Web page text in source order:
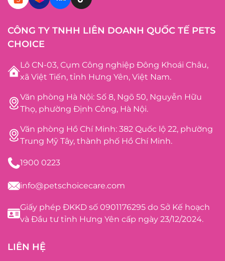
CÔNG TY TNHH LIÊN DOANH QUỐC TẾ PETS
CHOICE
Lô CN-03, Cụm Công nghiệp Đông Khoái Châu,
xã Việt Tiến, tỉnh Hưng Yên, Việt Nam.
Văn phòng Hà Nội: Số 8, Ngõ 50, Nguyễn Hữu
Thọ, phường Định Công, Hà Nội.
Văn phòng Hồ Chí Minh: 382 Quốc lộ 22, phường
Trung Mỹ Tây, thành phố Hồ Chí Minh.
1900 0223
info@petschoicecare.com
Giấy phép ĐKKD số 0901176295 do Sở Kế hoạch
và Đầu tư tỉnh Hưng Yên cấp ngày 23/12/2024.
LIÊN HỆ